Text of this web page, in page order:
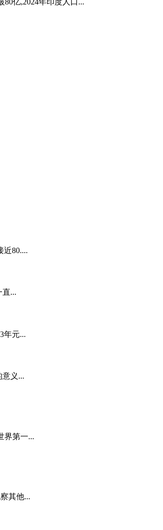
亿,2024年印度人口...
近80....
...
年元...
义...
界第一...
其他...